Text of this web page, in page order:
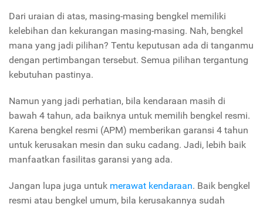
Dari uraian di atas, masing-masing bengkel memiliki
kelebihan dan kekurangan masing-masing. Nah, bengkel
mana yang jadi pilihan? Tentu keputusan ada di tanganmu
dengan pertimbangan tersebut. Semua pilihan tergantung
kebutuhan pastinya.
Namun yang jadi perhatian, bila kendaraan masih di
bawah 4 tahun, ada baiknya untuk memilih bengkel resmi.
Karena bengkel resmi (APM) memberikan garansi 4 tahun
untuk kerusakan mesin dan suku cadang. Jadi, lebih baik
manfaatkan fasilitas garansi yang ada.
Jangan lupa juga untuk merawat kendaraan. Baik bengkel
resmi atau bengkel umum, bila kerusakannya sudah